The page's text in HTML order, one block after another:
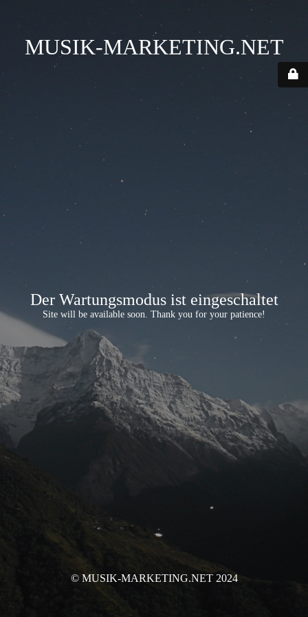
MUSIK-MARKETING.NET
Der Wartungsmodus ist eingeschaltet
Site will be available soon. Thank you for your patience!
© MUSIK-MARKETING.NET 2024